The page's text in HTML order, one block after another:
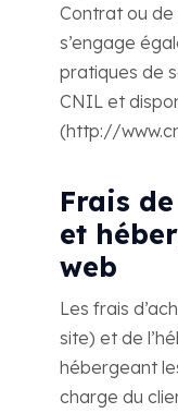
Contrat ou de
s’engage
pratiques de
CNIL et
(http://
Frais
et
web
Les frais
site) et de
hébergeant
charge du